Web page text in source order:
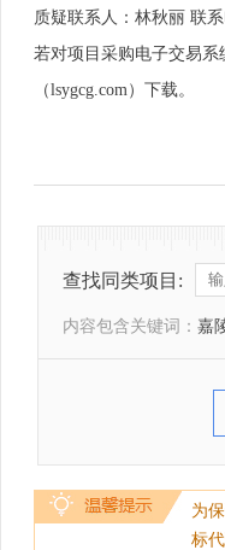
质疑联系人：林秋丽 联
若对项目采购电子交易
（lsygcg.com）下载。
查找同类项目:
内容包含关键词： 嘉
为
标